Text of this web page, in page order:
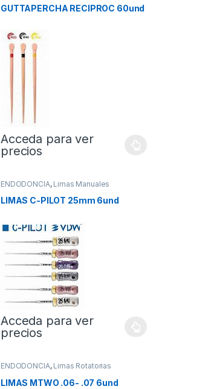
GUTTAPERCHA RECIPROC 60und
Acceda para ver
precios
ENDODONCIA, Limas Manuales
LIMAS C-PILOT 25mm 6und
Acceda para ver
precios
ENDODONCIA, Limas Rotatorias
LIMAS MTWO .06- .07 6und